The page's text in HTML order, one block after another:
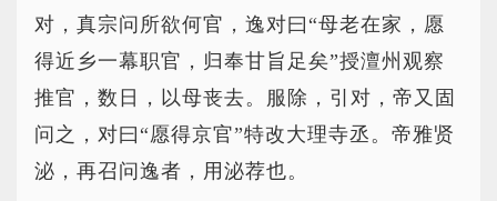
对，真宗问所欲何官，逸对曰“母老在家，愿
得近乡一幕职官，归奉甘旨足矣”授澶州观察
推官，数日，以母丧去。服除，引对，帝又固
问之，对曰“愿得京官”特改大理寺丞。帝雅贤
泌，再召问逸者，用泌荐也。